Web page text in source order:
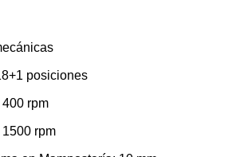
posiciones
rpm
rpm